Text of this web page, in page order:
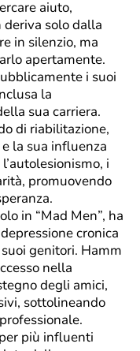
aiuto,
solo dalla
in silenzio, ma
apertamente.
i suoi
la
sua carriera.
di riabilitazione,
la sua influenza
i
promuovendo
in “Mad Men”, ha
cronica
genitori. Hamm
nella
degli amici,
sottolineando
più influenti